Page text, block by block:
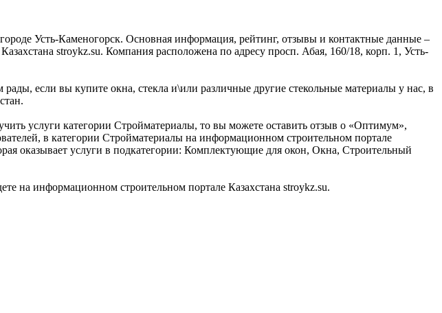
Усть-Каменогорск. Основная информация, рейтинг, отзывы и контактные данные –
stroykz.su. Компания расположена по адресу просп. Абая, 160/18, корп. 1, Усть-
если вы купите окна, стекла и\или различные другие стекольные материалы у нас, в
услуги категории Стройматериалы, то вы можете оставить отзыв о «Оптимум»,
в категории Стройматериалы на информационном строительном портале
оказывает услуги в подкатегории: Комплектующие для окон, Окна, Строительный
информационном строительном портале Казахстана stroykz.su.